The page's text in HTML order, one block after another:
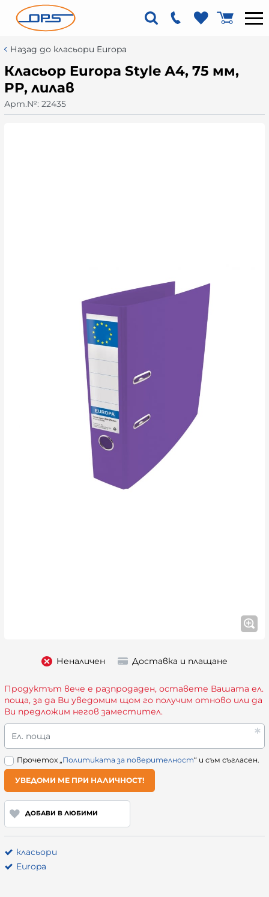
Назад до класьори Europa
Класьор Europa Style А4, 75 мм,
PP, лилав
Арт.№: 22435
Неналичен Доставка и плащане
Продуктът вече е разпродаден, оставете Вашата ел.
поща, за да Ви уведомим щом го получим отново или да
Ви предложим негов заместител.
Ел. поща
Прочетох „Политиката за поверителност“ и съм съгласен.
УВЕДОМИ МЕ ПРИ НАЛИЧНОСТ!
ДОБАВИ В ЛЮБИМИ
класьори
Europa